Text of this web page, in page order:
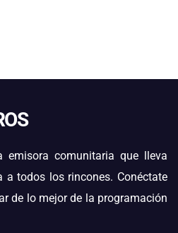
emisora comunitaria que lleva
a todos los rincones. Conéctate
de lo mejor de la programación